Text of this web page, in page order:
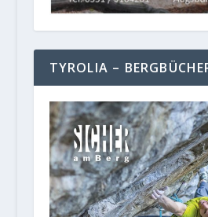
TYROLIA –